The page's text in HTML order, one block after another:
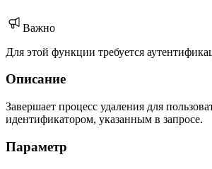
Важно
Для этой функции требуется
Описание
Завершает процесс удаления для
идентификатором, указанным в запросе.
Параметр